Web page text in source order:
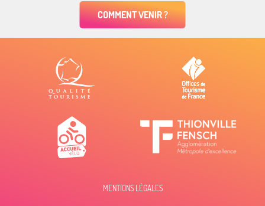
COMMENT VENIR ?
MENTIONS LÉGALES